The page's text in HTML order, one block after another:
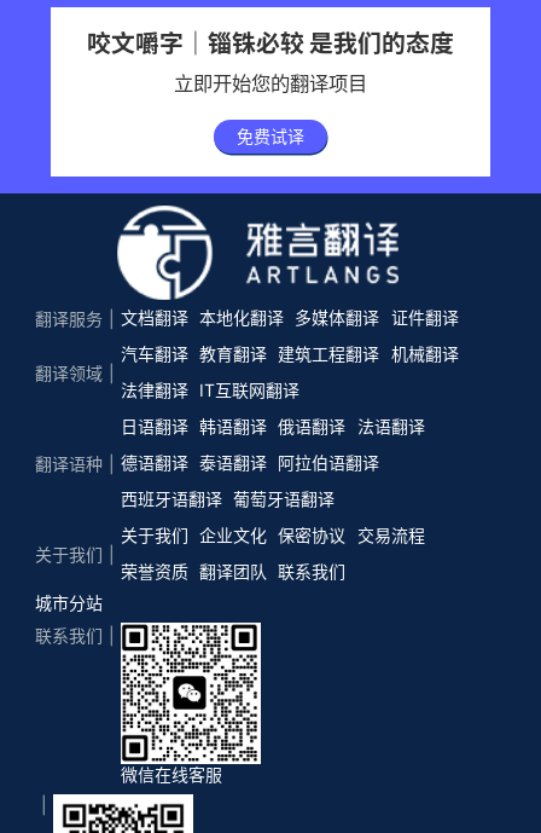
咬文嚼字｜锱铢必较 是我们的态度
立即开始您的翻译项目
免费试译
翻译服务 文档翻译 本地化翻译 多媒体翻译 证件翻译
翻译领域
汽车翻译 教育翻译 建筑工程翻译 机械翻译
法律翻译
IT互联网翻译
翻译语种
日语翻译 韩语翻译 俄语翻译
法语翻译
德语翻译 泰语翻译 阿拉伯语翻译
西班牙语翻译 葡萄牙语翻译
关于我们
关于我们 企业文化 保密协议
交易流程
荣誉资质 翻译团队
联系我们
城市分站
联系我们
微信在线客服